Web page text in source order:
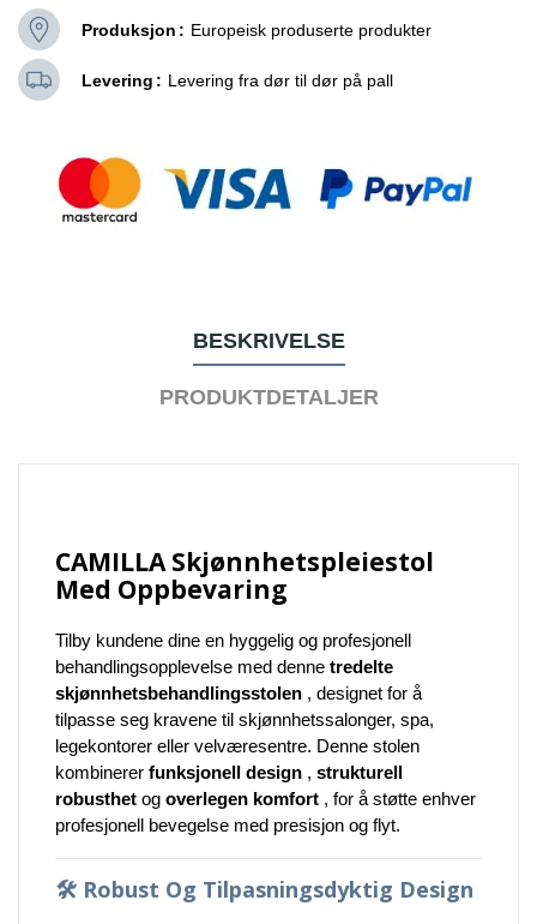
Produksjon Europeisk produserte produkter
Levering Levering fra dør til dør på pall
BESKRIVELSE
PRODUKTDETALJER
CAMILLA Skjønnhetspleiestol
Med Oppbevaring
Tilby kundene dine en hyggelig og profesjonell
behandlingsopplevelse med denne tredelte
skjønnhetsbehandlingsstolen , designet for å
tilpasse seg kravene til skjønnhetssalonger, spa,
legekontorer eller velværesentre. Denne stolen
kombinerer funksjonell design , strukturell
robusthet og overlegen komfort , for å støtte enhver
profesjonell bevegelse med presisjon og flyt.
🛠️ Robust Og Tilpasningsdyktig Design